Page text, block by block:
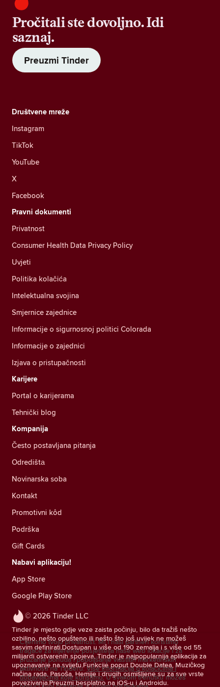
Pročitali ste dovoljno. Idi
saznaj.
Preuzmi Tinder
© 2026 Tinder LLC
Tinder je mjesto gdje veze zaista počinju, bilo da tražiš nešto
ozbiljno, nešto opušteno ili nešto što još uvijek ne možeš
sasvim definirati.Dostupan u više od 190 zemalja i s više od 55
milijardi ostvarenih spojeva, Tinder je najpopularnija aplikacija za
upoznavanje na svijetu.Funkcije poput Double Datea, Muzičkog
načina rada, Pasoša, Hemije i drugih osmišljene su za sve vrste
povezivanja.Preuzmi besplatno na iOS-u i Androidu.
Društvene mreže
Instagram
TikTok
YouTube
X
Facebook
Pravni dokumenti
Privatnost
Consumer Health Data Privacy Policy
Uvjeti
Politika kolačića
Intelektualna svojina
Smjernice zajednice
Informacije o sigurnosnoj politici Colorada
Informacije o zajednici
Izjava o pristupačnosti
Karijere
Portal o karijerama
Tehnički blog
Kompanija
Često postavljana pitanja
Odredištа
Novinarska soba
Kontakt
Promotivni kôd
Podrška
Gift Cards
Nabavi aplikaciju!
App Store
Google Play Store
Cijenimo tvoju privatnost. Mi i naši partneri koristimo
tragače za mjerenje posjetitelja naše web lokacije i za
pružanje ponuda i poboljšanje vlastitih marketinških
aktivnosti na Tinderu. Više informacija o kolačićima i
dobavljačima koje koristimo. U svakom trenutku možeš